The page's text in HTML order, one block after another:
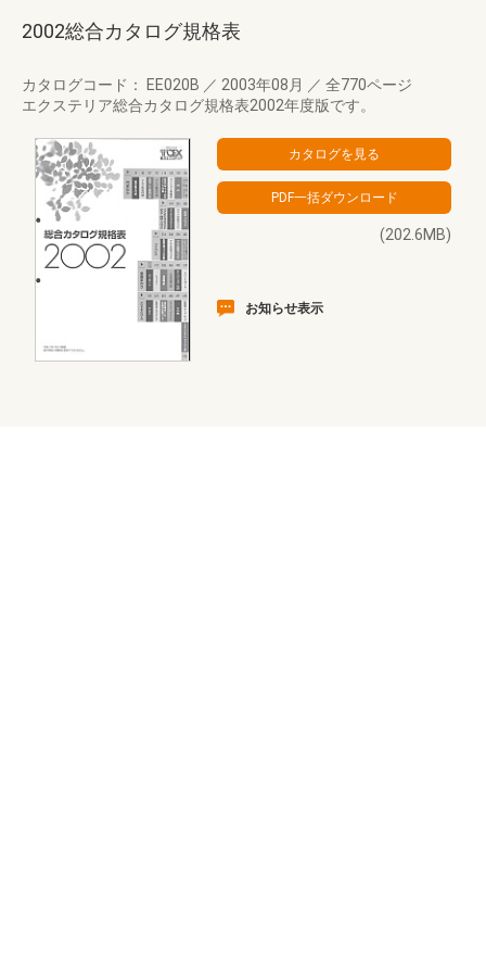
2002総合カタログ規格表
カタログコード： EE020B ／ 2003年08月 ／ 全770ページ
エクステリア総合カタログ規格表2002年度版です。
(202.6MB)
お知らせ表示